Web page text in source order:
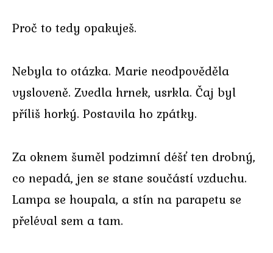
Proč to tedy opakuješ.
Nebyla to otázka. Marie neodpověděla
vysloveně. Zvedla hrnek, usrkla. Čaj byl
příliš horký. Postavila ho zpátky.
Za oknem šuměl podzimní déšť ten drobný,
co nepadá, jen se stane součástí vzduchu.
Lampa se houpala, a stín na parapetu se
přeléval sem a tam.